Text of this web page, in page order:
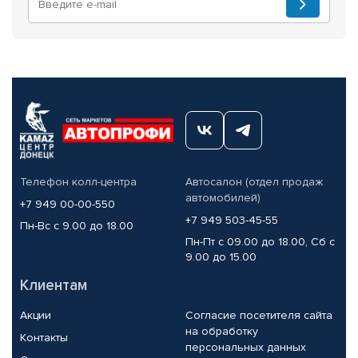
Телефон колл-центра
+7 949 00-00-550
Пн-Вс с 9.00 до 18.00
Автосалон (отдел продаж
автомобилей)
+7 949 503-45-55
Пн-Пт с 09.00 до 18.00, Сб с
9.00 до 15.00
Клиентам
Акции
Контакты
Согласие посетителя сайта
на обработку
персональных данных